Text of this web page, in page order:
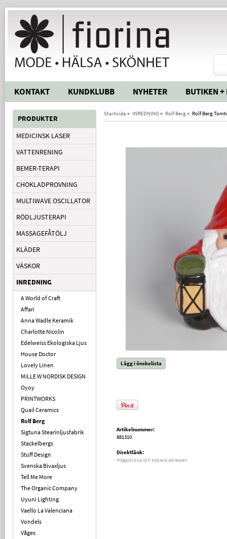
KONTAKT KUNDKLUBB NYHETER BUTIKEN +
PRODUKTER
MEDICINSK LASER
VATTENRENING
BEMER-TERAPI
CHOKLADPROVNING
MULTIWAVE OSCILLATOR
RÖDLJUSTERAPI
MASSAGEFÅTÖLJ
KLÄDER
VÄSKOR
INREDNING
A World of Craft
Affari
Anna Wadle Keramik
Charlotte Nicolin
Edelweiss Ekologiska Ljus
House Doctor
Lovely Linen
MiLLE W NORDISK DESIGN
Oyoy
PRINTWORKS
Quail Ceramics
Rolf Berg
Sigtuna Stearinljusfabrik
Stackelbergs
Stuff Design
Svenska Bivaxljus
Tell Me More
The Organic Company
Uyuni Lighting
Vaello La Valenciana
Vondels
Våges
Startsida » INREDNING » Rolf Berg» Rolf Berg
Lägg i önskelista
Artikelnummer:
881310
Direktlänk:
Högerklicka och kopiera adressen